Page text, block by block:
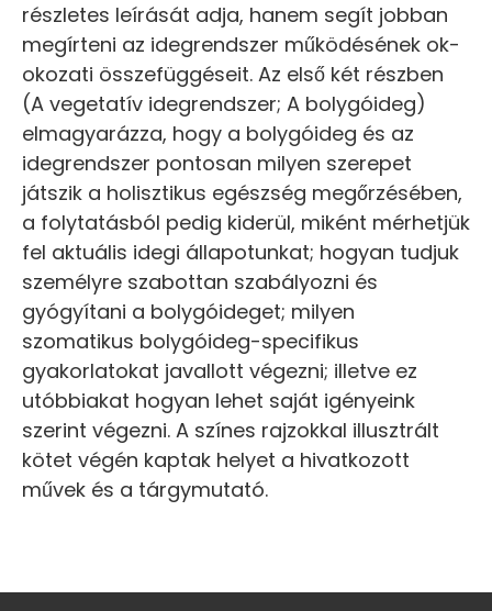
részletes leírását adja, hanem segít jobban
megírteni az idegrendszer működésének ok-
okozati összefüggéseit. Az első két részben
(A vegetatív idegrendszer; A bolygóideg)
elmagyarázza, hogy a bolygóideg és az
idegrendszer pontosan milyen szerepet
játszik a holisztikus egészség megőrzésében,
a folytatásból pedig kiderül, miként mérhetjük
fel aktuális idegi állapotunkat; hogyan tudjuk
személyre szabottan szabályozni és
gyógyítani a bolygóideget; milyen
szomatikus bolygóideg-specifikus
gyakorlatokat javallott végezni; illetve ez
utóbbiakat hogyan lehet saját igényeink
szerint végezni. A színes rajzokkal illusztrált
kötet végén kaptak helyet a hivatkozott
művek és a tárgymutató.